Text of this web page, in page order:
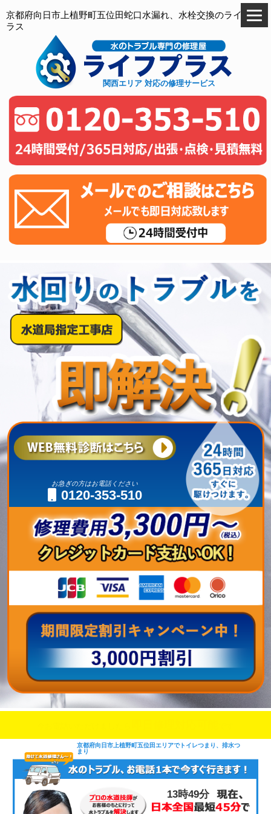
京都府向日市上植野町五位田蛇口水漏れ、水栓交換のライフプ
ラス
関西エリア 対応の修理サービス
お急ぎの方はお電話ください
0120-353-510
京都府向日市上植野町五位田エリアでトイレつまり、排水つ
まり
13時49分